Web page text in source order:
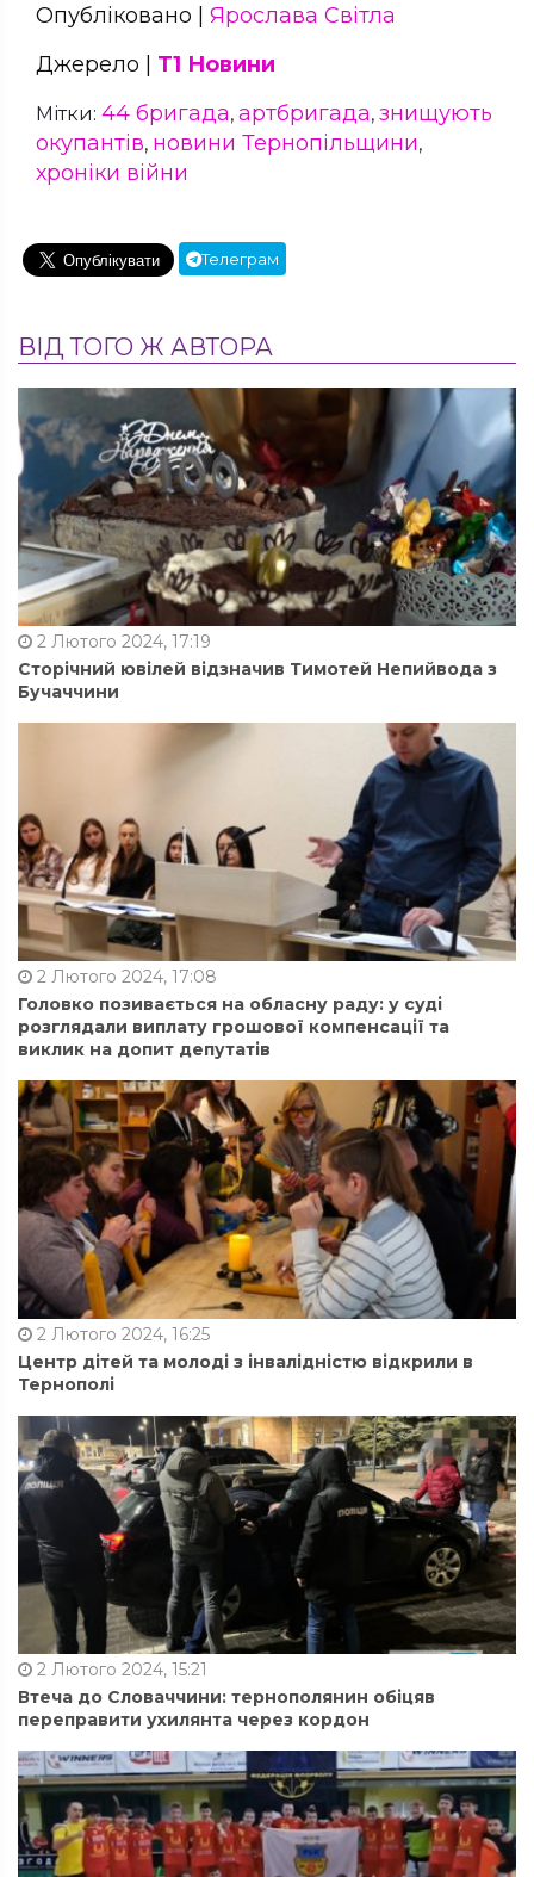
Опубліковано | Ярослава Світла
Джерело | Т1 Новини
Мітки: 44 бригада, артбригада, знищують
окупантів, новини Тернопільщини,
хроніки війни
Телеграм
ВІД ТОГО Ж АВТОРА
2 Лютого 2024, 17:19
Сторічний ювілей відзначив Тимотей Непийвода з
Бучаччини
2 Лютого 2024, 17:08
Головко позивається на обласну раду: у суді
розглядали виплату грошової компенсації та
виклик на допит депутатів
2 Лютого 2024, 16:25
Центр дітей та молоді з інвалідністю відкрили в
Тернополі
2 Лютого 2024, 15:21
Втеча до Словаччини: тернополянин обіцяв
переправити ухилянта через кордон